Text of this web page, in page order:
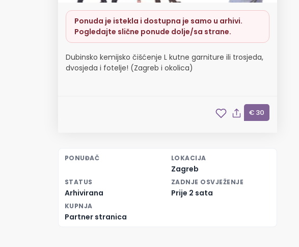
Ponuda je istekla i dostupna je samo u arhivi.
Pogledajte slične ponude dolje/sa strane.
Dubinsko kemijsko čišćenje L kutne garniture ili trosjeda,
dvosjeda i fotelje! (Zagreb i okolica)
€ 30
PONUĐAČ LOKACIJA
Zagreb
STATUS
Arhivirana
ZADNJE OSVJEŽENJE
Prije 2 sata
KUPNJA
Partner stranica